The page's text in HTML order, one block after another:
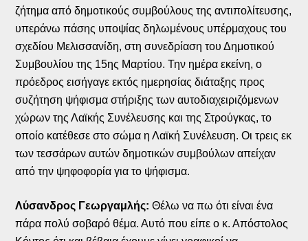
ζήτημα από δημοτικούς συμβούλους της αντιπολίτευσης,
υπεράνω πάσης υποψίας δηλωμένους υπέρμαχους του
σχεδίου Μελισσανίδη, στη συνεδρίαση του Δημοτικού
Συμβουλίου της 15ης Μαρτίου. Την ημέρα εκείνη, ο
πρόεδρος εισήγαγε εκτός ημερησίας διάταξης προς
συζήτηση ψήφισμα στήριξης των αυτοδιαχειριζόμενων
χώρων της Λαϊκής Συνέλευσης και της Στρούγκας, το
οποίο κατέθεσε στο σώμα η Λαϊκή Συνέλευση. Οι τρεις εκ
των τεσσάρων αυτών δημοτικών συμβούλων απείχαν
από την ψηφοφορία για το ψήφισμα.
Λύσανδρος Γεωργαμλής: Θέλω να πω ότι είναι ένα
πάρα πολύ σοβαρό θέμα. Αυτό που είπε ο κ. Απόστολος